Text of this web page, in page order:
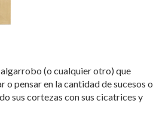
algarrobo (o cualquier otro) que
o pensar en la cantidad de sucesos o
sus cortezas con sus cicatrices y